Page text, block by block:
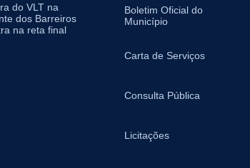
do VLT na
dos Barreiros
na reta final
Boletim Oficial do
Município
Carta de Serviços
Consulta Pública
Licitações